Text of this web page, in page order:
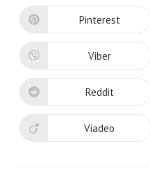
Pinterest
Viber
Reddit
Viadeo